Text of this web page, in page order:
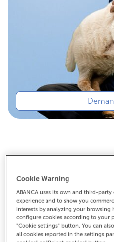
Anticipa les
Rep les teves ajudes abans
amb total
Cookie Warning
ABANCA uses its own and third-
experience and to show you
interests by analyzing your browsing
configure cookies according to your
"Cookie settings" button. You can
all cookies reported in the settings